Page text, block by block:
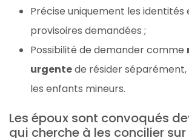
Précise uniquement les identités
provisoires demandées ;
Possibilité de demander comme
urgentede résider séparément,
les enfants mineurs.
Les époux sont convoqués
qui cherche à les concilier sur